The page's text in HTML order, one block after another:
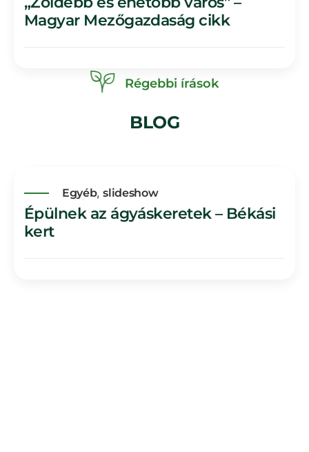
Magyar Mezőgazdaság cikk
Régebbi írások
BLOG
Egyéb,slideshow
Épülnek az ágyáskeretek – Békási
kert